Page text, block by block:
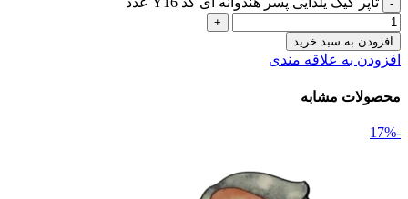
افزودن به سبد خرید
افزودن به علاقه مندی
محصولات مشابه
-17%